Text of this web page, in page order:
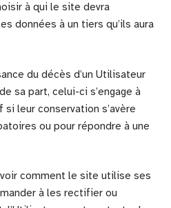
à qui le site devra
données à un tiers qu’ils aura
du décès d’un Utilisateur
sa part, celui-ci s’engage à
leur conservation s’avère
ou pour répondre à une
comment le site utilise ses
à les rectifier ou